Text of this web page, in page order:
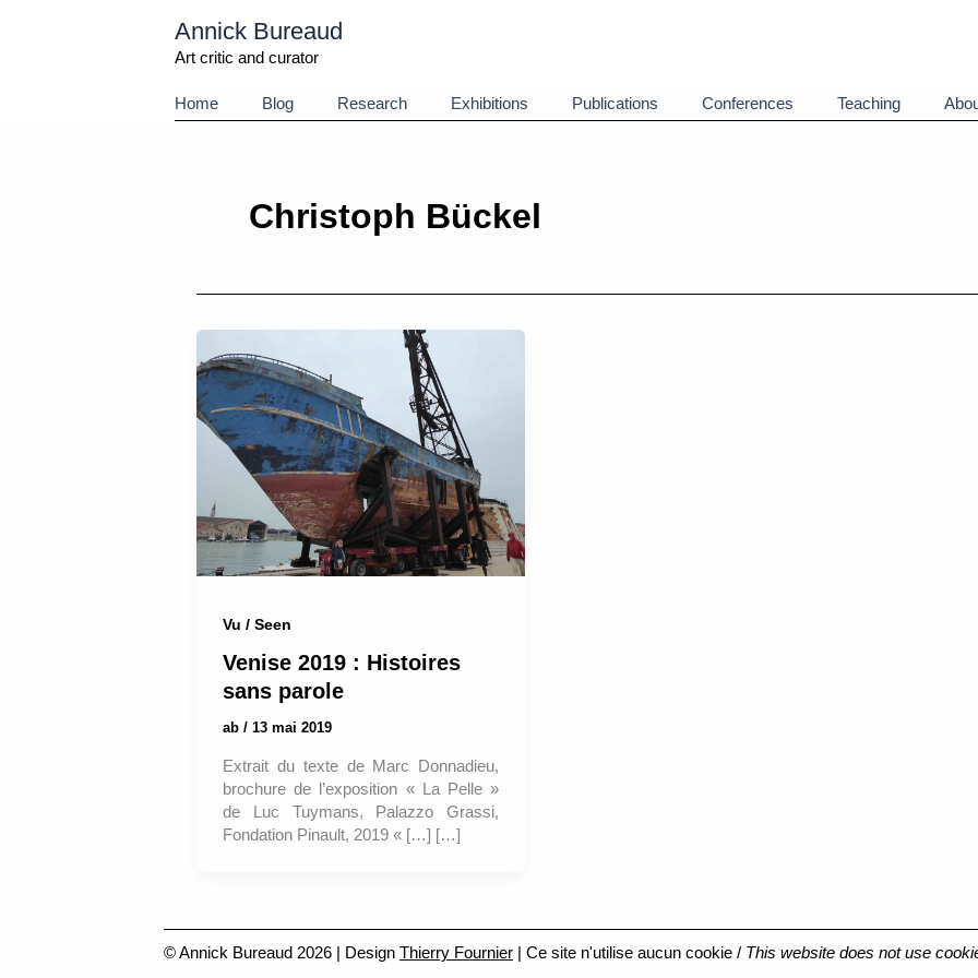
Annick Bureaud
Art critic and curator
Home Blog Research Exhibitions Publications Conferences Teaching
Christoph Bückel
Vu / Seen
Venise 2019 : Histoires
sans parole
ab / 13 mai 2019
Extrait du texte de Marc Donnadieu,
brochure de l’exposition « La Pelle »
de Luc Tuymans, Palazzo Grassi,
Fondation Pinault, 2019 « […] […]
© Annick Bureaud 2026 | Design Thierry Fournier | Ce site n'utilise aucun cookie / This website does not use